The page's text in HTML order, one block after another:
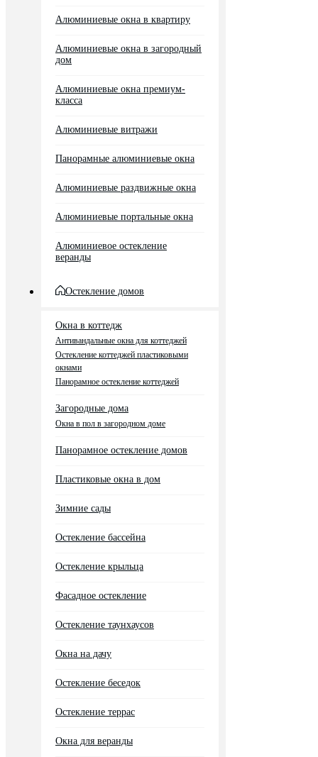
Алюминиевые окна в квартиру
Алюминиевые окна в загородный
дом
Алюминиевые окна премиум-
класса
Алюминиевые витражи
Панорамные алюминиевые окна
Алюминиевые раздвижные окна
Алюминиевые портальные окна
Алюминиевое остекление
веранды
Остекление домов
Окна в коттедж
Антивандальные окна для коттеджей
Остекление коттеджей пластиковыми
окнами
Панорамное остекление коттеджей
Загородные дома
Окна в пол в загородном доме
Панорамное остекление домов
Пластиковые окна в дом
Зимние сады
Остекление бассейна
Остекление крыльца
Фасадное остекление
Остекление таунхаусов
Окна на дачу
Остекление беседок
Остекление террас
Окна для веранды